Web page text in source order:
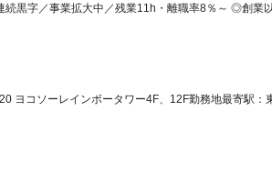
続黒字／事業拡大中／残業11h・離職率8％～ ◎創業
ヨコソーレインボータワー4F、12F勤務地最寄駅：